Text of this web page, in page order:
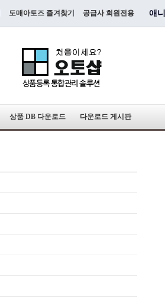
도매아토즈 즐겨찾기 공급사 회원전용 애
상품 DB 다운로드 다운로드 게시판